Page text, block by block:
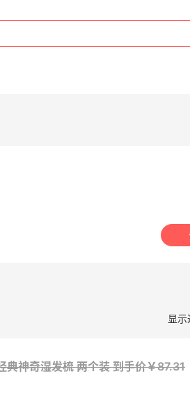
显
典神奇湿发梳 两个装到手价￥87.31
满赠正装橘子眼霜+精华唇蜜等好礼
低至6折